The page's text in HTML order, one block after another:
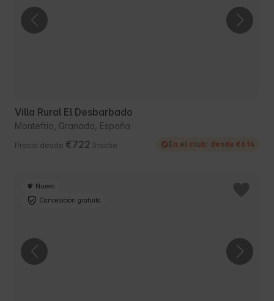
Villa Rural El Desbarbado
Montefrio, Granada, España
Precio desde €722 /noche En el club: desde €614
Nuevo
Cancelación gratuita